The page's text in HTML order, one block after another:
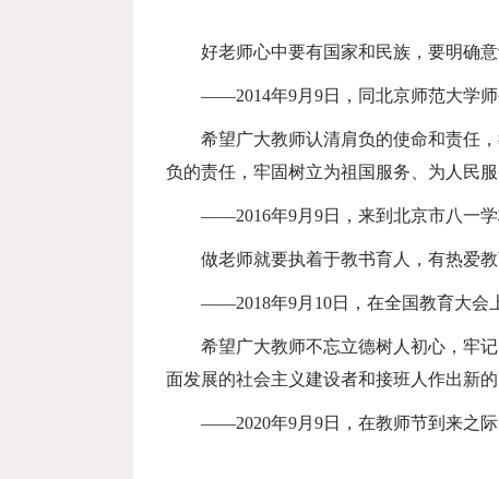
好老师心中要有国家和民族，要明确
——2014年9月 9日，同北京师范大学
希望广大教师认清肩负的使命和责任
负的责任，牢固树立为祖国服务、为人民
——2016年9月 9日，来到北京市八一
做老师就要执着于教书育人，有热爱
——2018年9月 10日，在全国教育大会
希望广大教师不忘立德树人初心，牢
面发展的社会主义建设者和接班人作出新的
——2020年9月 9日，在教师节到来之